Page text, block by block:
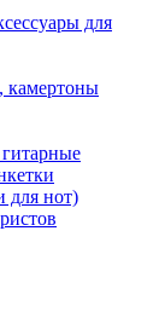
для
для нот)